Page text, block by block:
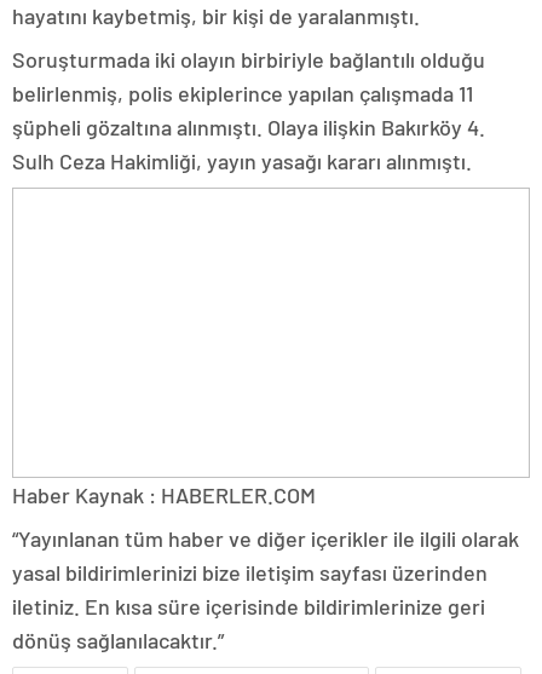
hayatını kaybetmiş, bir kişi de yaralanmıştı.
Soruşturmada iki olayın birbiriyle bağlantılı olduğu
belirlenmiş, polis ekiplerince yapılan çalışmada 11
şüpheli gözaltına alınmıştı. Olaya ilişkin Bakırköy 4.
Sulh Ceza Hakimliği, yayın yasağı kararı alınmıştı.
Haber Kaynak : HABERLER.COM
“Yayınlanan tüm haber ve diğer içerikler ile ilgili olarak
yasal bildirimlerinizi bize iletişim sayfası üzerinden
iletiniz. En kısa süre içerisinde bildirimlerinize geri
dönüş sağlanılacaktır.”